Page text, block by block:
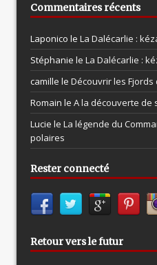
Commentaires récents
Laponico le La Dalécarlie :
Stéphanie le La Dalécarlie :
camille le Découvrir les Fjords
Romain le A la découverte de
Lucie le La légende du
polaires
Rester connecté
Retour vers le futur